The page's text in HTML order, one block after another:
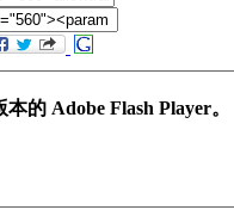
的 Adobe Flash Player。